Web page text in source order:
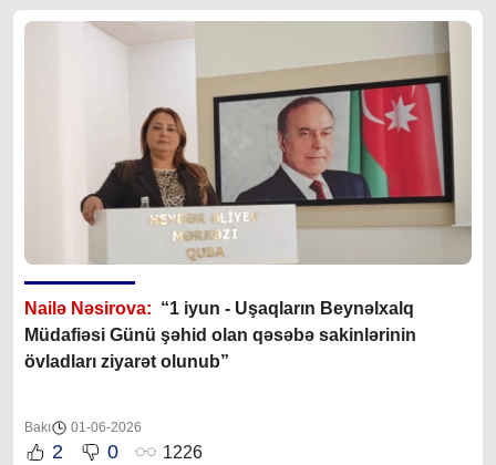
Nailə Nəsirova: “1 iyun - Uşaqların Beynəlxalq
Müdafiəsi Günü şəhid olan qəsəbə sakinlərinin
övladları ziyarət olunub”
Bakı 01-06-2026
2 0 1226